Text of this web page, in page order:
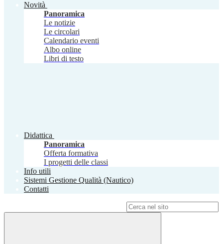
Novità
Panoramica
Le notizie
Le circolari
Calendario eventi
Albo online
Libri di testo
Didattica
Panoramica
Offerta formativa
I progetti delle classi
Info utili
Sistemi Gestione Qualità (Nautico)
Contatti